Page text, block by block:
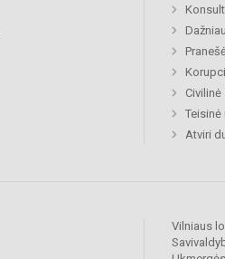
Civilinė
Atviri
Vilniaus